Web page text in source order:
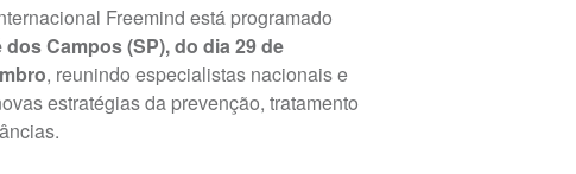
Freemind está programado
Campos (SP), do dia 29 de
, reunindo especialistas nacionais e
estratégias da prevenção, tratamento